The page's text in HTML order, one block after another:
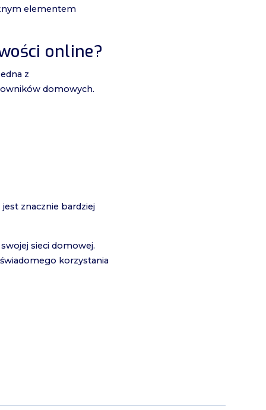
elementem
online?
z
domowych.
znacznie bardziej
sieci domowej.
korzystania